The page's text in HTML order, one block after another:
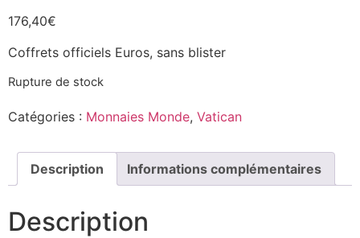
176,40€
Coffrets officiels Euros, sans blister
Rupture de stock
Catégories : Monnaies Monde, Vatican
Description Informations complémentaires
Description